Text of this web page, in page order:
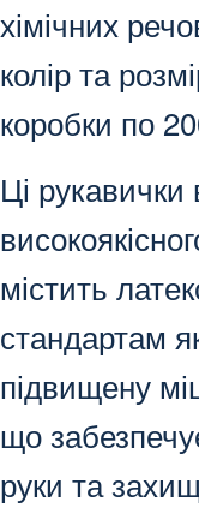
хімічних
колір та
коробки по
Ці рукавички
містить
стандартам
підвищену
що
руки та